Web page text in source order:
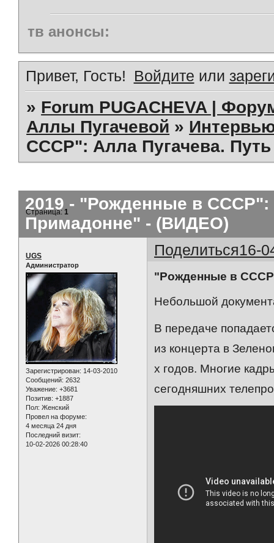
тв анонсы:
Привет, Гость! Войдите или
» Forum PUGACHEVA |
Аллы Пугачевой »
СССР": Алла Пугачева.
2019 - "Рожденные в СССР":
Примадонне" - (ВИДЕО)
Страница:1
Поделиться16-
UGS
Администратор
Зарегистрирован: 14-03-2010
Сообщений: 2632
Уважение: +3681
Позитив: +1887
Пол: Женский
Провел на форуме:
4 месяца 24 дня
Последний визит:
10-02-2026 00:28:40
"Рожденные в
Небольшой
В передаче
из концерта в
х годов. Многие
сегодняшних